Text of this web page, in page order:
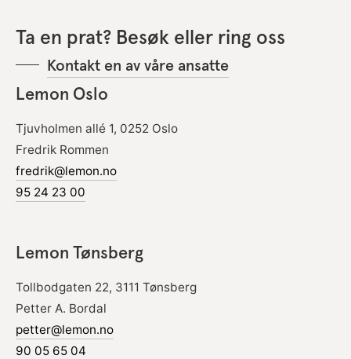
Ta en prat? Besøk eller ring oss
Kontakt en av våre ansatte
Lemon Oslo
Tjuvholmen allé 1, 0252 Oslo
Fredrik Rommen
fredrik@lemon.no
95 24 23 00
Lemon Tønsberg
Tollbodgaten 22, 3111 Tønsberg
Petter A. Bordal
petter@lemon.no
90 05 65 04